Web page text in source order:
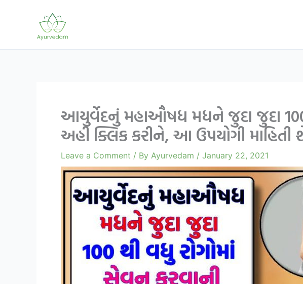
આયુર્વેદનું મહાઔષધ મધને જુદા જુદા 100
અહી ક્લિક કરીને, આ ઉપયોગી માહિતી
Leave a Comment / By Ayurvedam / January 22, 2021